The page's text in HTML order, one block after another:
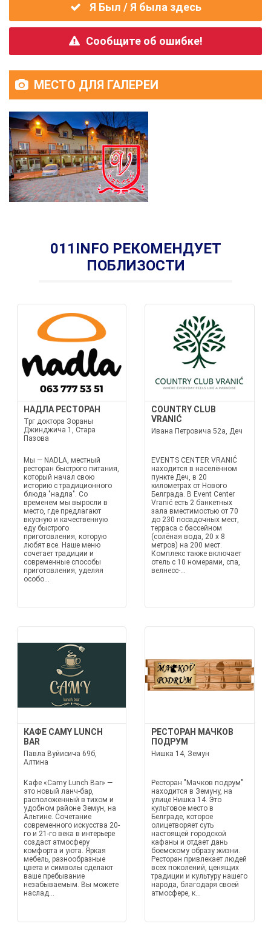
Я Был / Я была здесь
Сообщите об ошибке!
МЕСТО ДЛЯ ГАЛЕРЕИ
011INFO РЕКОМЕНДУЕТ
ПОБЛИЗОСТИ
НАДЛА РЕСТОРАН
Трг доктора Зораны
Джинджича 1, Стара
Пазова
Мы — NADLA, местный
ресторан быстрого питания,
который начал свою
историю с традиционного
блюда "надла". Со
временем мы выросли в
место, где предлагают
вкусную и качественную
еду быстрого
приготовления, которую
любят все. Наше меню
сочетает традиции и
современные способы
приготовления, уделяя
особо...
COUNTRY CLUB
VRANIĆ
Ивана Петровича 52a, Деч
EVENTS CENTER VRANIĆ
находится в населённом
пункте Деч, в 20
километрах от Нового
Белграда. В Event Center
Vranić есть 2 банкетных
зала вместимостью от 70
до 230 посадочных мест,
терраса с бассейном
(солёная вода, 20 x 8
метров) на 200 мест.
Комплекс также включает
отель с 10 номерами, спа,
велнесс-...
КАФЕ CAMY LUNCH
BAR
Павла Вуйисича 69б,
Алтина
Кафе «Camy Lunch Bar» —
это новый ланч-бар,
расположенный в тихом и
удобном районе Земун, на
Альтине. Сочетание
современного искусства 20-
го и 21-го века в интерьере
создаст атмосферу
комфорта и уюта. Яркая
мебель, разнообразные
цвета и символы сделают
ваше пребывание
незабываемым. Вы можете
наслад...
РЕСТОРАН МАЧКОВ
ПОДРУМ
Нишка 14, Земун
Ресторан "Мачков подрум"
находится в Земуну, на
улице Нишка 14. Это
культовое место в
Белграде, которое
олицетворяет суть
настоящей городской
кафаны и отдает дань
боемскому образу жизни.
Ресторан привлекает людей
всех поколений, ценящих
традиции и культуру нашего
народа, благодаря своей
атмосфере, к...